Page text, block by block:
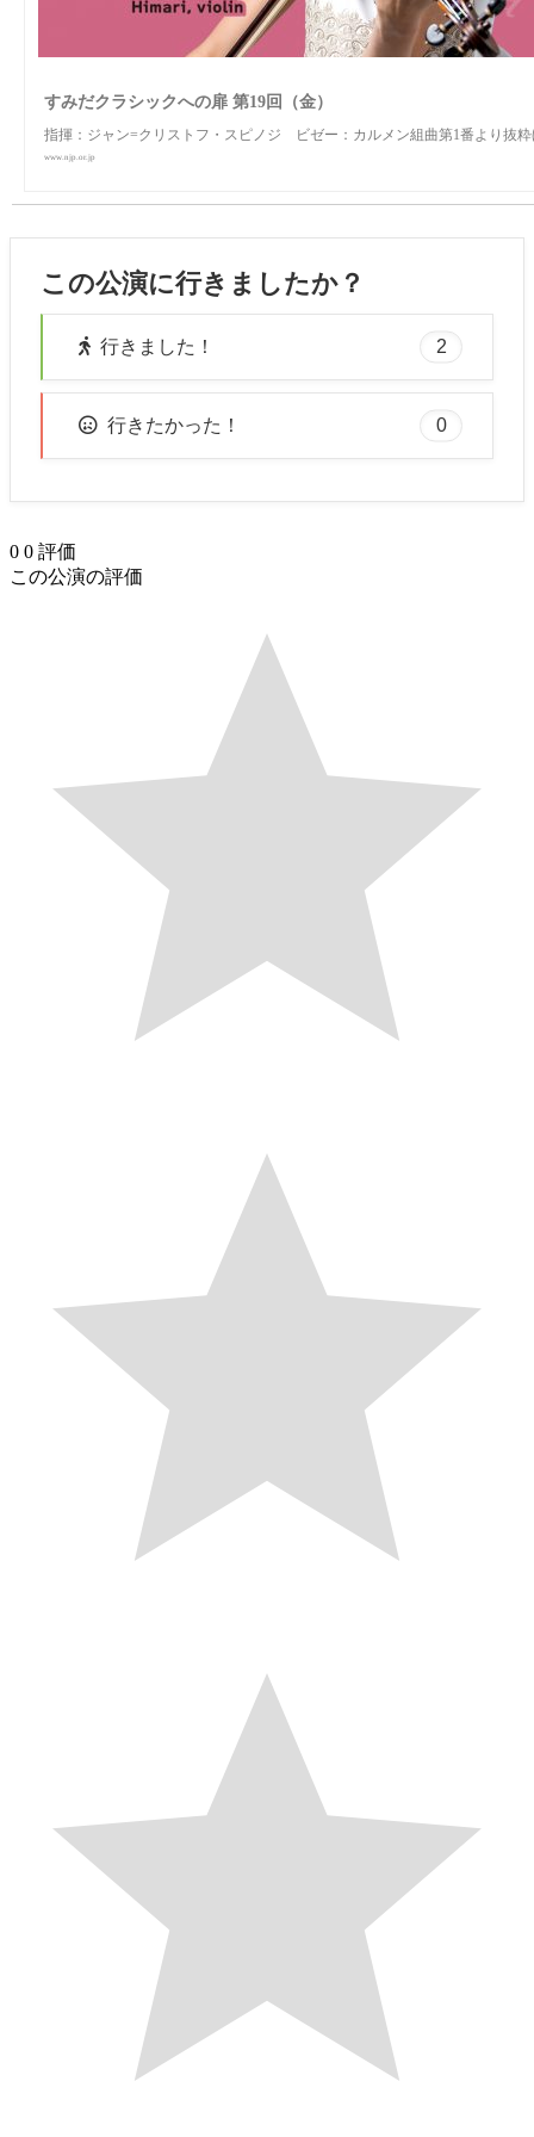
すみだクラシックへの扉 第19回（金）
指揮：ジャン=クリストフ・スピノジ ビゼー：カルメン組曲第1番より抜
www.njp.or.jp
この公演に行きましたか？
行きました！ 2
行きたかった！ 0
0 0 評価
この公演の評価